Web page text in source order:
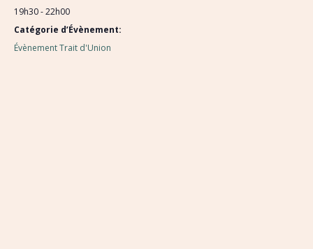
19h30 - 22h00
Catégorie d’Évènement:
Évènement Trait d'Union